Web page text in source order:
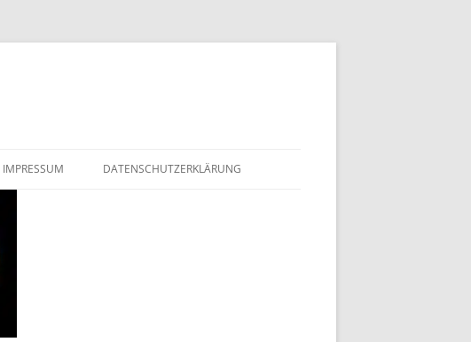
IMPRESSUM DATENSCHUTZERKLÄRUNG